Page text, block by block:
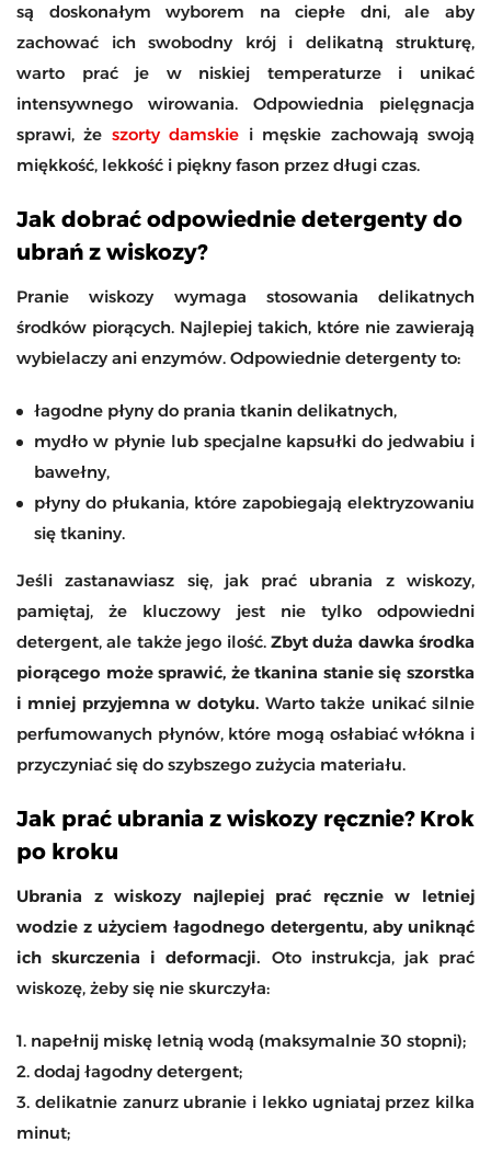
są doskonałym wyborem na ciepłe dni, ale aby
zachować ich swobodny krój i delikatną strukturę,
warto prać je w niskiej temperaturze i unikać
intensywnego wirowania. Odpowiednia pielęgnacja
sprawi, że szorty damskie i męskie zachowają swoją
miękkość, lekkość i piękny fason przez długi czas.
Jak dobrać odpowiednie detergenty do
ubrań z wiskozy?
Pranie wiskozy wymaga stosowania delikatnych
środków piorących. Najlepiej takich, które nie zawierają
wybielaczy ani enzymów. Odpowiednie detergenty to:
łagodne płyny do prania tkanin delikatnych,
mydło w płynie lub specjalne kapsułki do jedwabiu i
bawełny,
płyny do płukania, które zapobiegają elektryzowaniu
się tkaniny.
Jeśli zastanawiasz się, jak prać ubrania z wiskozy,
pamiętaj, że kluczowy jest nie tylko odpowiedni
detergent, ale także jego ilość. Zbyt duża dawka środka
piorącego może sprawić, że tkanina stanie się szorstka
i mniej przyjemna w dotyku. Warto także unikać silnie
perfumowanych płynów, które mogą osłabiać włókna i
przyczyniać się do szybszego zużycia materiału.
Jak prać ubrania z wiskozy ręcznie? Krok
po kroku
Ubrania z wiskozy najlepiej prać ręcznie w letniej
wodzie z użyciem łagodnego detergentu, aby uniknąć
ich skurczenia i deformacji. Oto instrukcja, jak prać
wiskozę, żeby się nie skurczyła:
1. napełnij miskę letnią wodą (maksymalnie 30 stopni);
2. dodaj łagodny detergent;
3. delikatnie zanurz ubranie i lekko ugniataj przez kilka
minut;